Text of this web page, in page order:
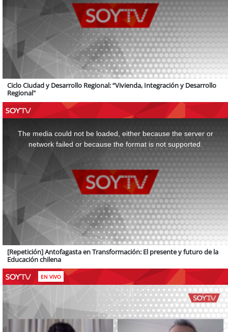
Ciclo Ciudad y Desarrollo Regional: “Vivienda, Integración y Desarrollo
Regional"
The media could not be loaded, either because the server or
network failed or because the format is not supported.
[Repetición] Antofagasta en Transformación: El presente y futuro de la
Educación chilena
EN VIVO